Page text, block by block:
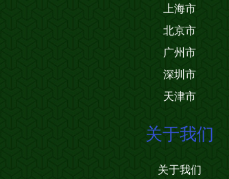
上海市
北京市
广州市
深圳市
天津市
关于我们
关于我们